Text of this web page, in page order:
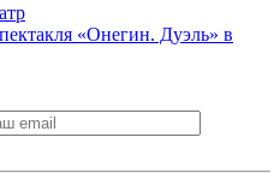
«Онегин. Дуэль» в